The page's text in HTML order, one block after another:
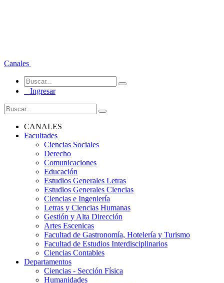
Canales
Ingresar
CANALES
Facultades
Ciencias Sociales
Derecho
Comunicaciones
Educación
Estudios Generales Letras
Estudios Generales Ciencias
Ciencias e Ingeniería
Letras y Ciencias Humanas
Gestión y Alta Dirección
Artes Escenicas
Facultad de Gastronomía, Hotelería y Turismo
Facultad de Estudios Interdisciplinarios
Ciencias Contables
Departamentos
Ciencias - Sección Física
Humanidades